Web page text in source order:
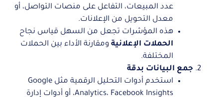
عدد المبيعات، التفاعل على منصات التواصل، أو
معدل التحويل من الإعلانات.
هذه المؤشرات تجعل من السهل قياس نجاح
الحملات الإعلانية ومقارنة الأداء بين الحملات
المختلفة.
جمع البيانات بدقة
استخدم أدوات التحليل الرقمية مثل Google
Analytics، Facebook Insights، أو أدوات إدارة